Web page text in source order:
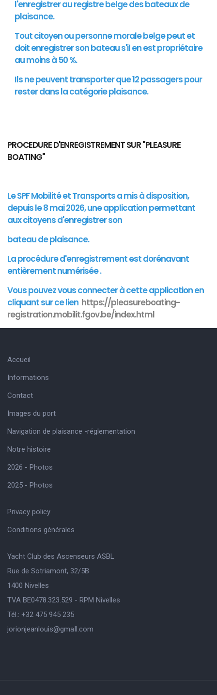
l'enregistrer au registre belge des bateaux de
plaisance.
Tout citoyen ou personne morale belge peut et
doit enregistrer son bateau s'il en est propriétaire
au moins à 50 %.
Ils ne peuvent transporter que 12 passagers pour
rester dans la catégorie plaisance.
PROCEDURE D'ENREGISTREMENT SUR "PLEASURE
BOATING"
Le SPF Mobilité et Transports a mis à disposition,
depuis le 8 mai 2026, une application permettant
aux citoyens d'enregistrer son
bateau de plaisance.
La procédure d'enregistrement est dorénavant
entièrement numérisée .
Vous pouvez vous connecter à cetteapplicationen
cliquant sur ce lien https://pleasureboating-
registration.mobilit.fgov.be/index.html
Accueil
Informations
Contact
Images du port
Navigation de plaisance -réglementation
Notre histoire
2026 - Photos
2025 - Photos
Privacy policy
Conditions générales
Yacht Club des Ascenseurs ASBL
Rue de Sotriamont, 32/5B
1400 Nivelles
TVA BE0478.323.529 - RPM Nivelles
Tél.: +32 475 945 235
jorionjeanlouis@gmaIl.com